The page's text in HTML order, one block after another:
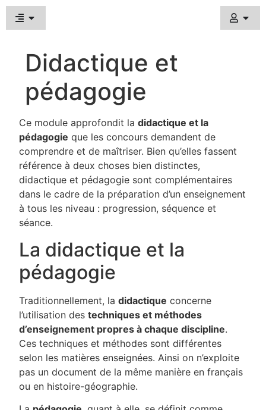
Didactique et
pédagogie
Ce module approfondit ladidactique et la
pédagogie que les concours demandent de
comprendre et de maîtriser. Bien qu’elles fassent
référence à deux choses bien distinctes,
didactique et pédagogie sont complémentaires
dans le cadre de la préparation d’un enseignement
à tous les niveau : progression, séquence et
séance.
La didactique et la
pédagogie
Traditionnellement, ladidactique concerne
l’utilisation destechniques et méthodes
d’enseignement propres à chaque discipline.
Ces techniques et méthodes sont différentes
selon les matières enseignées. Ainsi on n’exploite
pas un document de la même manière en français
ou en histoire-géographie.